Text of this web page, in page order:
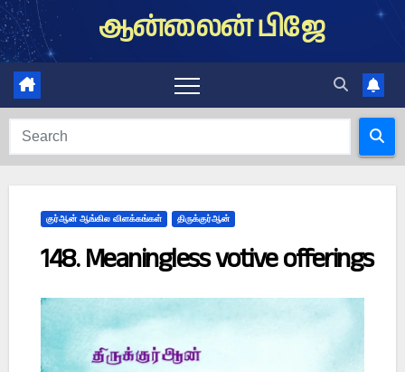
Skip
to
content
ஆன்லைன் பிஜே
குர்ஆன் ஆங்கில விளக்கங்கள் திருக்குர்ஆன்
148. Meaningless votive offerings